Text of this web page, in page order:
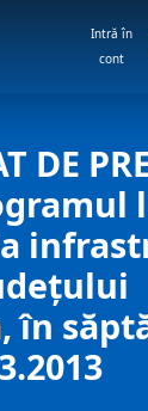
Intră în
cont
DE
în